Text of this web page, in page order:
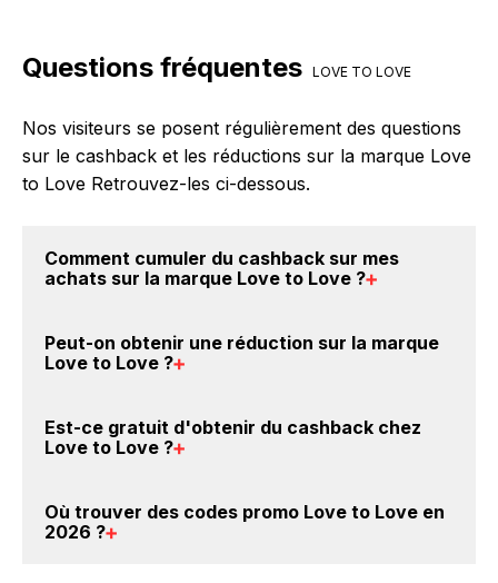
Questions fréquentes LOVE TO LOVE
Nos visiteurs se posent régulièrement des questions
sur le cashback et les réductions sur la marque Love
to Love Retrouvez-les ci-dessous.
Comment cumuler du cashback sur mes
achats sur la marque Love to Love ?
to Love : Créez votre compte sur BackBackBack et
dans votre cagnotte au plus tard 48h après votre
Peut-on obtenir une réduction sur la marque
Love to Love ?
crédités sur votre cagnotte BackBackBack lorsque
compte de vos éventuels bonus.
Est-ce gratuit d'obtenir du cashback chez
Love to Love ?
compte gratuitement pour cumuler vos réductions
Où trouver des codes promo Love to Love en
2026 ?